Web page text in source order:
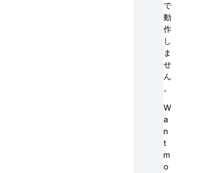
で
動
作
し
ま
せ
ん
。
W
a
n
t
m
o